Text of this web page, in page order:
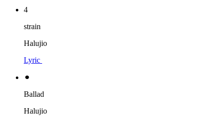
4
strain
Halujio
Lyric
⚫︎
Ballad
Halujio